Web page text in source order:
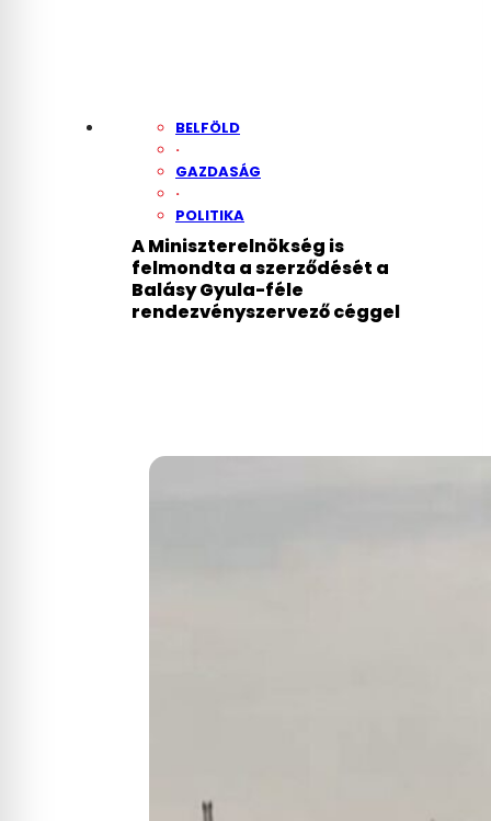
BELFÖLD
·
GAZDASÁG
·
POLITIKA
A Miniszterelnökség is
felmondta a szerződését a
Balásy Gyula-féle
rendezvényszervező céggel